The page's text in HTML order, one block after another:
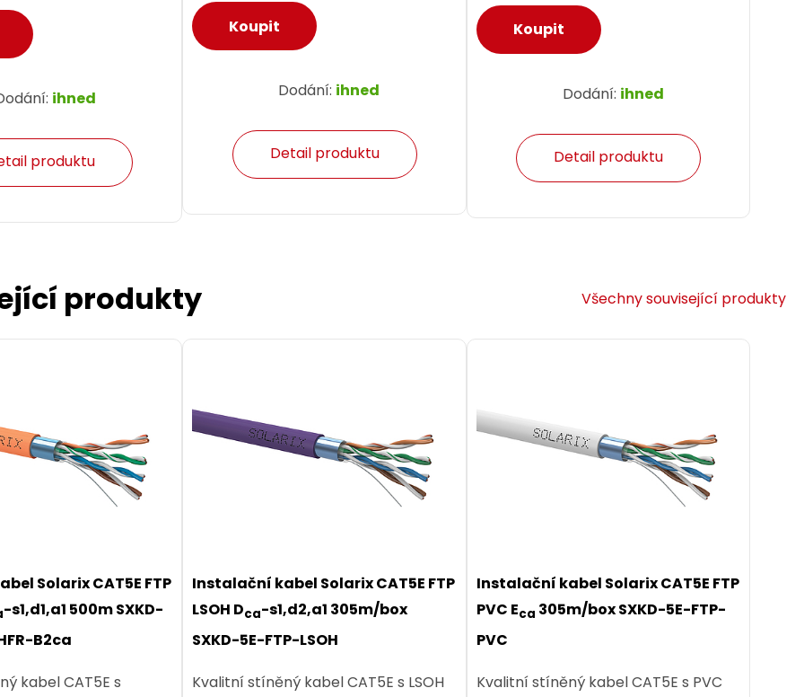
ihned
produktu
Dodání: ihned
Detail produktu
Dodání: ihned
Detail produktu
SFTP PVC 3m
C5E-315YE-3MB
produkty Všechny související produkty
Solarix CAT5E FTP
-s1,d1,a1 500m SXKD-
B2ca
kabel CAT5E s
Instalační kabel Solarix CAT5E FTP
LSOH Dca-s1,d2,a1 305m/box
SXKD-5E-FTP-LSOH
Kvalitní stíněný kabel CAT5E s LSOH
Instalační kabel Solarix CAT5E FTP
PVC Eca 305m/box SXKD-5E-FTP-
PVC
Kvalitní stíněný kabel CAT5E s PVC